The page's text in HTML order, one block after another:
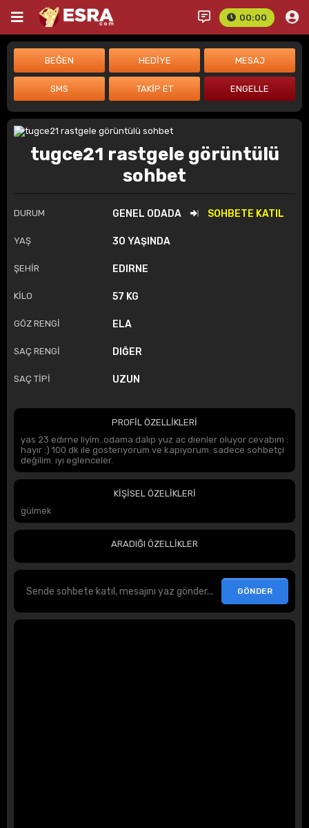
00:00
tugce21 rastgele görüntülü
sohbet
DURUM GENEL ODADA SOHBETE KATIL
YAŞ 30 YAŞINDA
ŞEHİR EDIRNE
KİLO 57 KG
GÖZ RENGİ ELA
SAÇ RENGİ DIĞER
SAÇ TİPİ UZUN
PROFİL ÖZELLİKLERİ
yas 23 edırne liyim..odama dalıp yuz ac dıenler oluyor cevabım :
hayır :) 100 dk ıle gosterıyorum ve kapıyorum. sadece sohbetçi
değilim. ıyı eglenceler.
KİŞİSEL ÖZELİKLERİ
gülmek
ARADIĞI ÖZELLİKLER